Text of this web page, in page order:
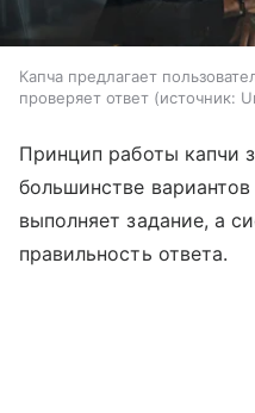
Капча предлагает
проверяет ответ
источник:
Принцип работы капчи
большинстве вариантов
выполняет задание, а
правильность ответа.